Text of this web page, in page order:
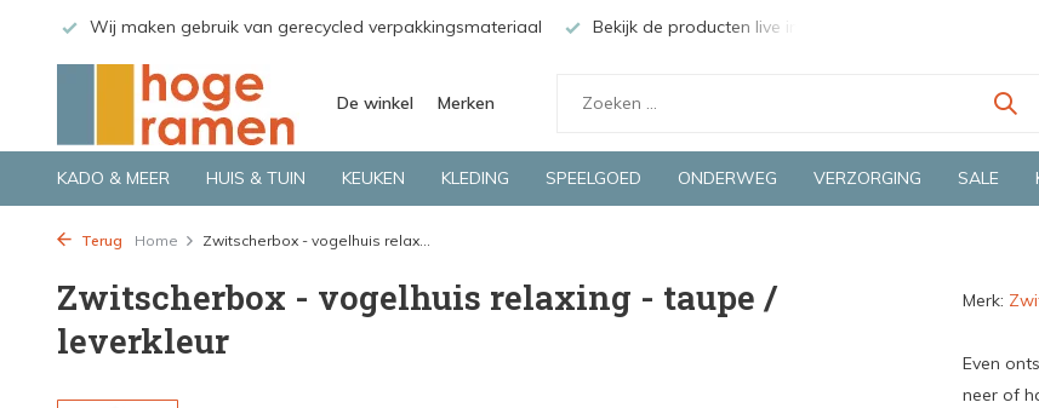
Wij maken gebruik van gerecycled verpakkingsmateriaal Bekijk de producten live in onze winkel in Deventer
De winkel Merken
KADO & MEER HUIS & TUIN KEUKEN KLEDING SPEELGOED ONDERWEG VERZORGING SALE
Terug Home Zwitscherbox - vogelhuis relax...
Zwitscherbox - vogelhuis relaxing - taupe /
leverkleur
Merk:
Even
neer of